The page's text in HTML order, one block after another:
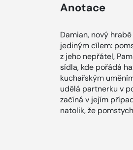
Anotace
Damian, nový
jediným cílem:
z jeho nepřátel,
sídla, kde pořádá
kuchařským
udělá partnerku v
začíná v jejím
natolik, že